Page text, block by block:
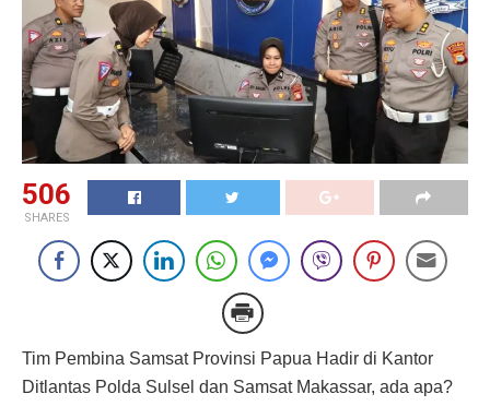
506
SHARES
Tim Pembina Samsat Provinsi Papua Hadir di Kantor
Ditlantas Polda Sulsel dan Samsat Makassar, ada apa?